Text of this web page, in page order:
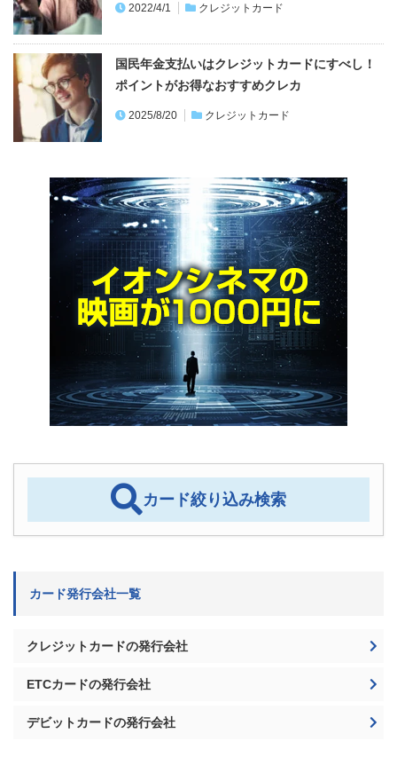
2022/4/1 クレジットカード
国民年金支払いはクレジットカードにすべし！
ポイントがお得なおすすめクレカ
2025/8/20 クレジットカード
カード絞り込み検索
カード発行会社一覧
クレジットカードの発行会社
ETCカードの発行会社
デビットカードの発行会社